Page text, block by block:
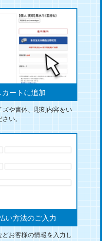
ートに追加
や書体、彫刻内容をい
い。
い方法のご入力
お客様の情報を入力し